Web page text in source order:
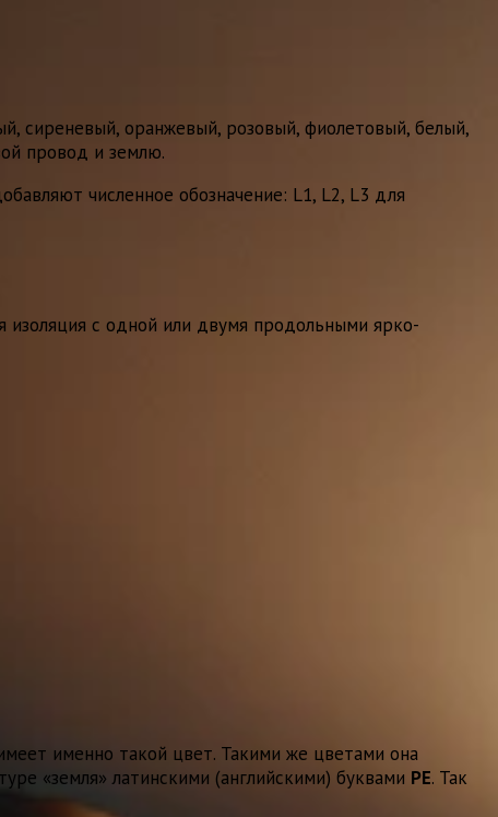
сиреневый, оранжевый, розовый, фиолетовый, белый,
провод и землю.
численное обозначение: L1, L2, L3 для
изоляция с одной или двумя продольными ярко-
именно такой цвет. Такими же цветами она
«земля» латинскими (английскими) буквами PE. Так